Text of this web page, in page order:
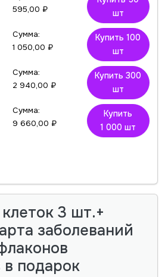
595,00 ₽
шт
Сумма:
1 050,00 ₽
Купить 100
шт
Сумма:
2 940,00 ₽
Купить 300
шт
Сумма:
9 660,00 ₽
Купить
1 000 шт
3 шт.+
заболеваний
подарок